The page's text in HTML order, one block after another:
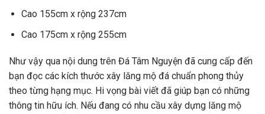
Cao 155cm x rộng 237cm
Cao 175cm x rộng 255cm
Như vậy qua nội dung trên Đá Tâm Nguyện đã cung cấp đến
bạn đọc các kích thước xây lăng mộ đá chuẩn phong thủy
theo từng hạng mục. Hi vọng bài viết đã giúp bạn có những
thông tin hữu ích. Nếu đang có nhu cầu xây dựng lăng mộ